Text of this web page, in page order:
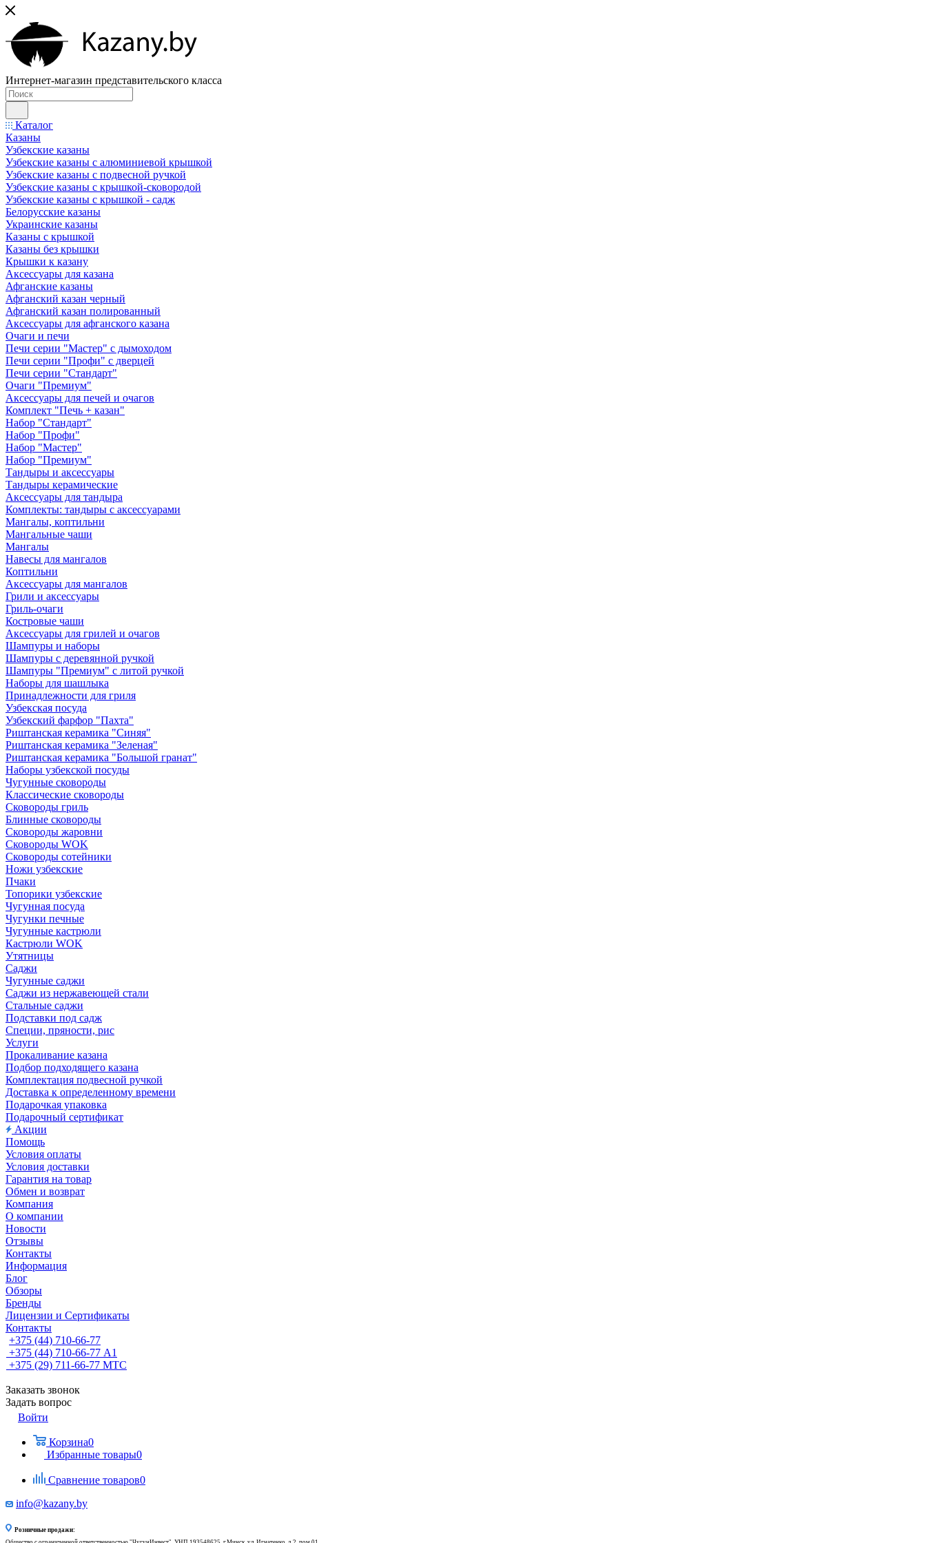
Интернет-магазин представительского класса
Каталог
Казаны
Узбекские казаны
Узбекские казаны с алюминиевой крышкой
Узбекские казаны с подвесной ручкой
Узбекские казаны с крышкой-сковородой
Узбекские казаны с крышкой - садж
Белорусские казаны
Украинские казаны
Казаны с крышкой
Казаны без крышки
Крышки к казану
Аксессуары для казана
Афганские казаны
Афганский казан черный
Афганский казан полированный
Аксессуары для афганского казана
Очаги и печи
Печи серии "Мастер" с дымоходом
Печи серии "Профи" с дверцей
Печи серии "Стандарт"
Очаги "Премиум"
Аксессуары для печей и очагов
Комплект "Печь + казан"
Набор "Стандарт"
Набор "Профи"
Набор "Мастер"
Набор "Премиум"
Тандыры и аксессуары
Тандыры керамические
Аксессуары для тандыра
Комплекты: тандыры с аксессуарами
Мангалы, коптильни
Мангальные чаши
Мангалы
Навесы для мангалов
Коптильни
Аксессуары для мангалов
Грили и аксессуары
Гриль-очаги
Костровые чаши
Аксессуары для грилей и очагов
Шампуры и наборы
Шампуры с деревянной ручкой
Шампуры "Премиум" с литой ручкой
Наборы для шашлыка
Принадлежности для гриля
Узбекская посуда
Узбекский фарфор "Пахта"
Риштанская керамика "Синяя"
Риштанская керамика "Зеленая"
Риштанская керамика "Большой гранат"
Наборы узбекской посуды
Чугунные сковороды
Классические сковороды
Сковороды гриль
Блинные сковороды
Сковороды жаровни
Сковороды WOK
Сковороды сотейники
Ножи узбекские
Пчаки
Топорики узбекские
Чугунная посуда
Чугунки печные
Чугунные кастрюли
Кастрюли WOK
Утятницы
Саджи
Чугунные саджи
Саджи из нержавеющей стали
Стальные саджи
Подставки под садж
Специи, пряности, рис
Услуги
Прокаливание казана
Подбор подходящего казана
Комплектация подвесной ручкой
Доставка к определенному времени
Подарочкая упаковка
Подарочный сертификат
Акции
Помощь
Условия оплаты
Условия доставки
Гарантия на товар
Обмен и возврат
Компания
О компании
Новости
Отзывы
Контакты
Информация
Блог
Обзоры
Бренды
Лицензии и Сертификаты
Контакты
+375 (44) 710-66-77
+375 (44) 710-66-77 А1
+375 (29) 711-66-77 МТС
Заказать звонок
Задать вопрос
Войти
Корзина0
Избранные товары0
Сравнение товаров0
info@kazany.by
Розничные продажи: